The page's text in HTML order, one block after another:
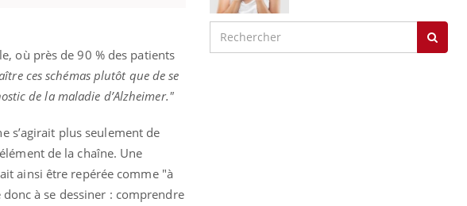
où près de 90 % des patients
ces schémas plutôt que de se
de la maladie d’Alzheimer."
s’agirait plus seulement de
de la chaîne. Une
ainsi être repérée comme "à
à se dessiner : comprendre